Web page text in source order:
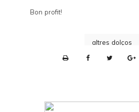
Bon profit!
altres dolços
n